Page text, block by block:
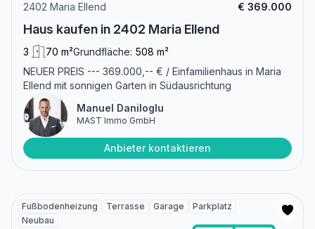
2402 Maria Ellend € 369.000
Haus kaufen in 2402 Maria Ellend
3 70 m²Grundfläche: 508 m²
NEUER PREIS --- 369.000,-- € / Einfamilienhaus in Maria
Ellend mit sonnigen Garten in Südausrichtung
Manuel Daniloglu
MAST Immo GmbH
Anbieter kontaktieren
Fußbodenheizung Terrasse Garage
Parkplatz
Neubau